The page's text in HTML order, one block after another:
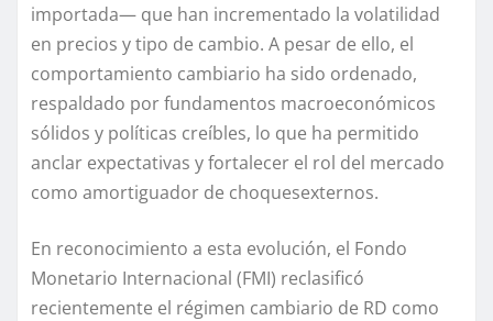
importada— que han incrementado la volatilidad
en precios y tipo de cambio. A pesar de ello, el
comportamiento cambiario ha sido ordenado,
respaldado por fundamentos macroeconómicos
sólidos y políticas creíbles, lo que ha permitido
anclar expectativas y fortalecer el rol del mercado
como amortiguador de choquesexternos.
En reconocimiento a esta evolución, el Fondo
Monetario Internacional (FMI) reclasificó
recientemente el régimen cambiario de RD como